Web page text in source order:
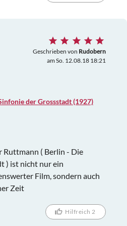
Geschrieben von Rudobern
am So. 12.08.18 18:21
der Grossstadt (1927)
Ruttmann ( Berlin - Die
) ist nicht nur ein
Film, sondern auch
Zeit
Hilfreich 2